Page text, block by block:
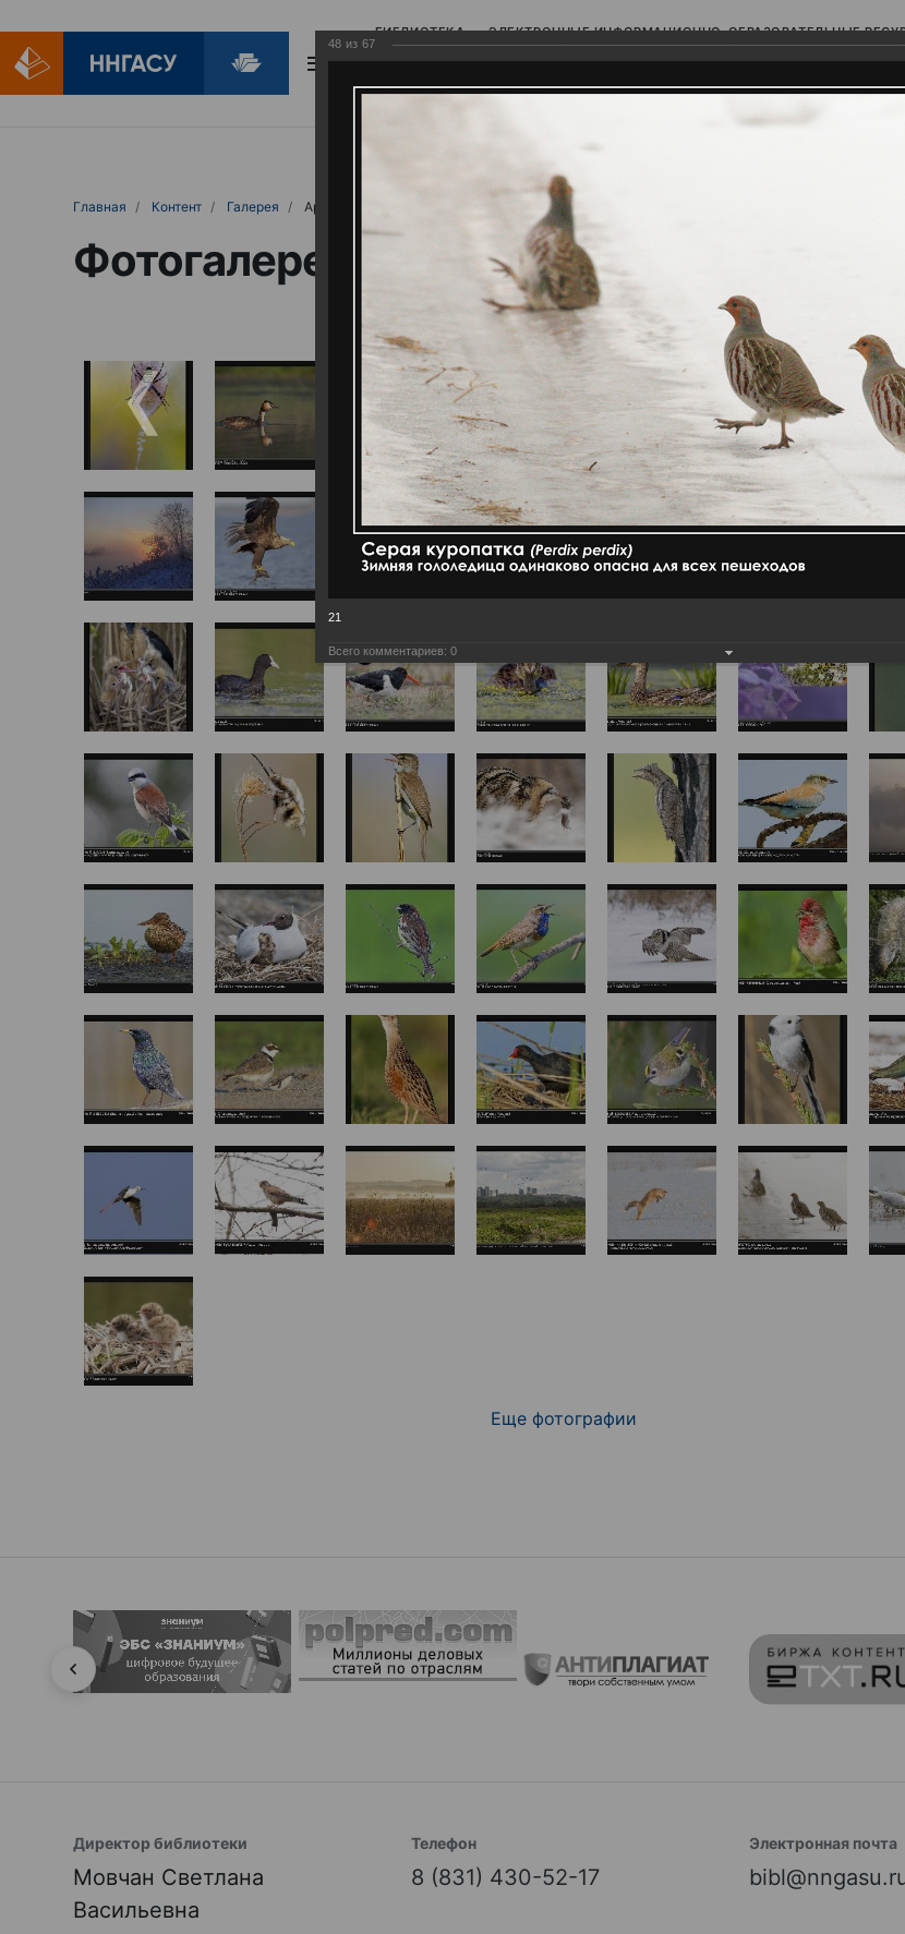
БИБЛИОТЕКА ЭЛЕКТРОННЫЕ ИНФОРМАЦИОННО-ОБРАЗОВАТЕЛЬНЫЕ
БИБЛИОПОМОЩЬ
Главная Контент Галерея Артемовские луга – жемчужина Нижегородского Поволжья
Фотогалерея
Еще фотографии
Директор библиотеки
Мовчан Светлана
Васильевна
Телефон
8 (831) 430-52-17
Электронная почта
48 из 67
21
Всего комментариев: 0